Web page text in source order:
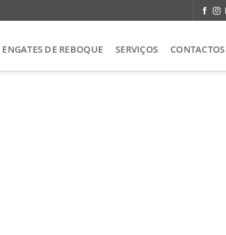
ENGATES DE REBOQUE SERVIÇOS CONTACTOS